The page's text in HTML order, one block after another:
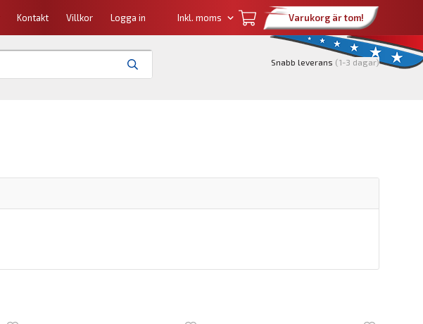
Kontakt Villkor Logga in Varukorg är tom!
Snabb leverans (1-3 dagar)